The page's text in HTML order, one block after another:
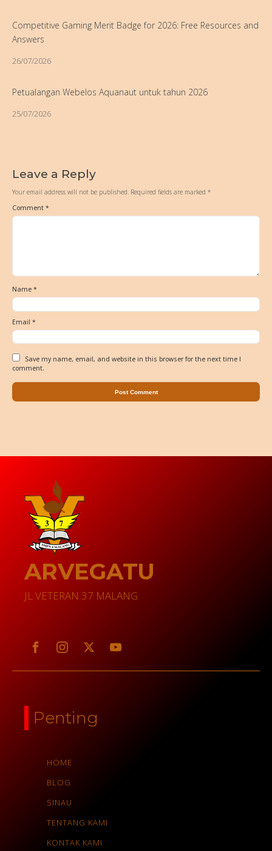
Competitive Gaming Merit Badge for 2026: Free Resources and
Answers
26/07/2026
Petualangan Webelos Aquanaut untuk tahun 2026
25/07/2026
Leave a Reply
Your email address will not be published. Required fields are marked *
Comment *
Name *
Email *
Save my name, email, and website in this browser for the next time I
comment.
ARVEGATU
JL VETERAN 37 MALANG
Penting
HOME
BLOG
SINAU
TENTANG KAMI
KONTAK KAMI